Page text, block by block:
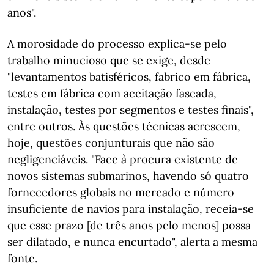
anos".
A morosidade do processo explica-se pelo
trabalho minucioso que se exige, desde
"levantamentos batisféricos, fabrico em fábrica,
testes em fábrica com aceitação faseada,
instalação, testes por segmentos e testes finais",
entre outros. Às questões técnicas acrescem,
hoje, questões conjunturais que não são
negligenciáveis. "Face à procura existente de
novos sistemas submarinos, havendo só quatro
fornecedores globais no mercado e número
insuficiente de navios para instalação, receia-se
que esse prazo [de três anos pelo menos] possa
ser dilatado, e nunca encurtado", alerta a mesma
fonte.